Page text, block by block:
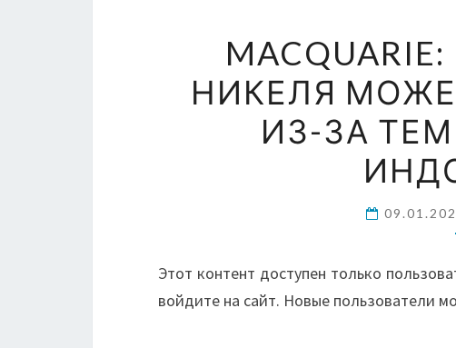
НИКЕЛЯ
ИЗ-ЗА
Этот контент доступен только
войдите на сайт. Новые пользователи